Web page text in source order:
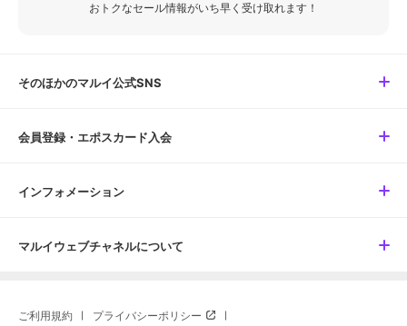
おトクなセール情報がいち早く受け取れます！
そのほかのマルイ公式SNS
会員登録・エポスカード入会
インフォメーション
マルイウェブチャネルについて
ご利用規約 プライバシーポリシー